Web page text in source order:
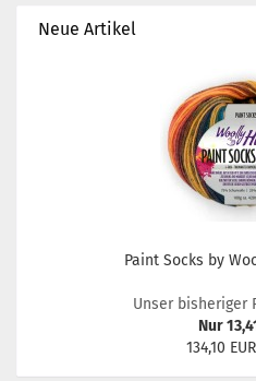
Neue Artikel
Paint Socks by
Unser bisheriger
Nur
134,10